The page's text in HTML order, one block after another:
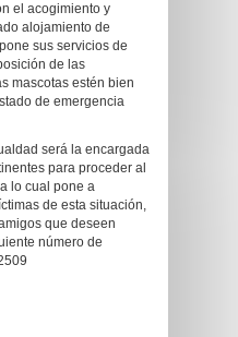
el acogimiento y
alojamiento de
sus servicios de
de las
mascotas estén bien
de emergencia
será la encargada
para proceder al
lo cual pone a
de esta situación,
que deseen
número de